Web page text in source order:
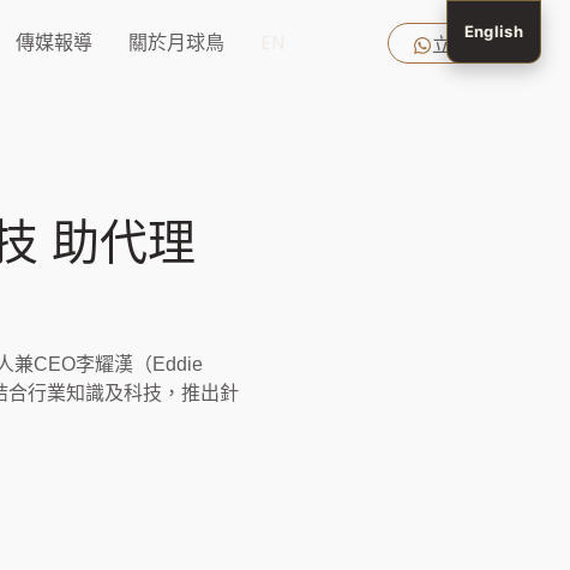
傳媒報導 關於月球鳥 立即查詢
助代理
兼CEO李耀漢（Eddie
合行業知識及科技，推出針
English